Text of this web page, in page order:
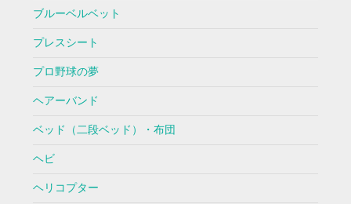
ブルーベルベット
プレスシート
プロ野球の夢
ヘアーバンド
ベッド（二段ベッド）・布団
ヘビ
ヘリコプター